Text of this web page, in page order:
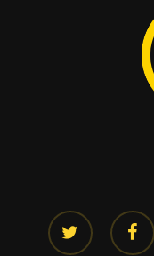
twitter facebook